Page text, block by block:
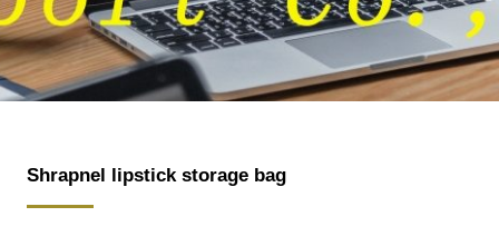
Shrapnel lipstick storage bag